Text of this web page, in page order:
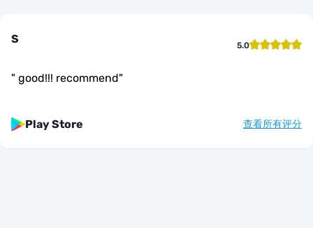
S 5.0
" good!!! recommend"
Play Store 查看所有评分